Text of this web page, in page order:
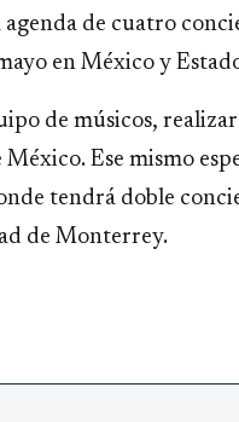
de cuatro
en México y
de músicos,
Ese mismo
tendrá doble
de Monterrey.